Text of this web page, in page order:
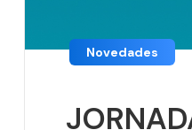
Novedades